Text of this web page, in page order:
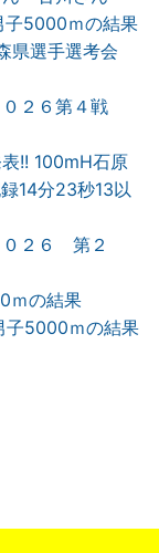
子5000ｍの結果
県選手選考会
０２６第４戦
!! 100mH石原
14分23秒13以
０２６ 第２
ｍの結果
子5000ｍの結果